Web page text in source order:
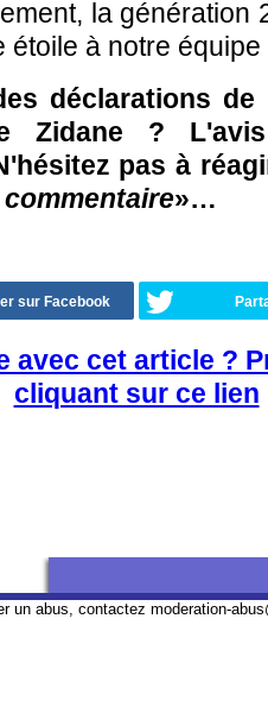
la génération
étoile à notre
déclarations
Zidane ?
pas à
»…
sur Facebook
avec cet article ?
cliquant sur ce lien
un abus, contactez moderation-